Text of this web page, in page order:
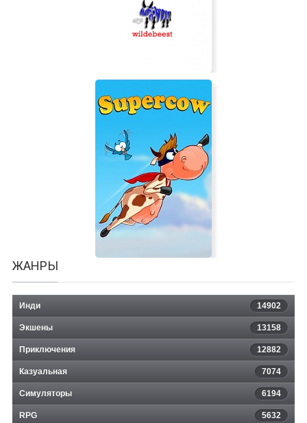
AA Touch Gun!
Detonate 1.2
ЖАНРЫ
Инди 14902
Экшены 13158
Приключения 12882
Казуальная 7074
Симуляторы 6194
RPG 5632